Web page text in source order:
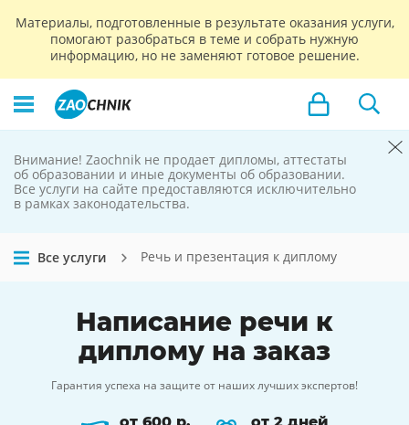
Материалы, подготовленные в результате оказания услуги,
помогают разобраться в теме и собрать нужную
информацию, но не заменяют готовое решение.
Zaochnik
не продает
Внимание! Zaochnik не продает дипломы, аттестаты
об образовании и иные документы об образовании.
Все услуги на сайте предоставляются исключительно
в рамках законодательства.
Все услуги Речь и презентация к диплому
Написание речи к
диплому на заказ
Гарантия успеха на защите от наших лучших экспертов!